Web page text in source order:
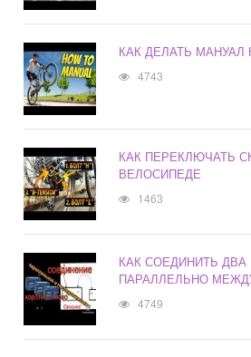
КАК ДЕЛАТЬ
4743
КАК ПЕРЕКЛЮЧАТЬ
ВЕЛОСИПЕДЕ
1463
КАК СОЕДИНИТЬ
ПАРАЛЛЕЛЬНО
4749